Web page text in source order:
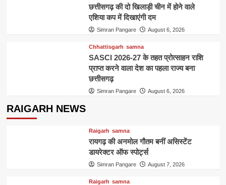
छत्तीसगढ़ की दो खिलाड़ी चीन में होने वाले
एशिया कप में दिखाएंगी दम
Simran Pangare August 6, 2026
Chhattisgarh samna
SASCI 2026-27 के तहत प्रोत्साहन राशि
प्राप्त करने वाला देश का पहला राज्य बना
छत्तीसगढ़
Simran Pangare August 6, 2026
RAIGARH NEWS
Raigarh samna
रायगढ़ की अनमोल गौतम बनीं असिस्टेंट
डायरेक्टर ऑफ स्पोर्ट्स
Simran Pangare August 7, 2026
Raigarh samna